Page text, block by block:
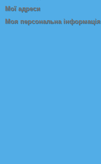
Мої адреси
Моя персональна інформація